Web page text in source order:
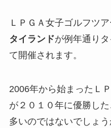
ＬＰＧＡ女子ゴルフツア
タイランドが例年通り
て開催されます。
2006年から始まったＬ
が２０１０年に優勝し
多いのではないでしょう